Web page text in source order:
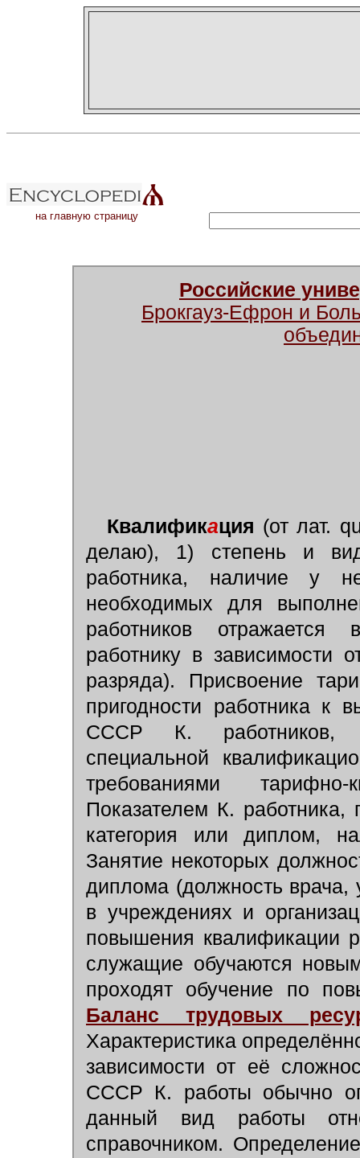
на главную страницу
Российские
Брокгауз-Ефрон и
Квалификация (от лат.
делаю), 1) степень и вид
работника, наличие у
необходимых для
работников
работнику в зависимости
разряда). Присвоение
пригодности работника к
СССР К. работников,
специальной
требованиями тарифно-
Показателем К.
категория или диплом,
Занятие некоторых
диплома (должность
в учреждениях и
повышения квалификации
служащие обучаются
проходят обучение по
Баланс трудовых
Характеристика
зависимости от её
СССР К. работы обычно
данный вид работы
справочником.